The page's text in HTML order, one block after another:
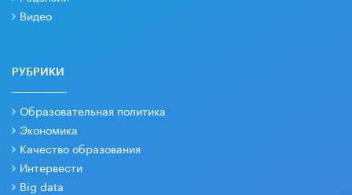
Видео
РУБРИКИ
Образовательная политика
Экономика
Качество образования
Интервести
Big data